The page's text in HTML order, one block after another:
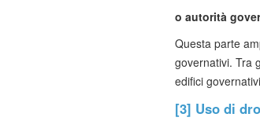
o autorità
Questa parte
governativi. Tra
edifici
[3] Uso di